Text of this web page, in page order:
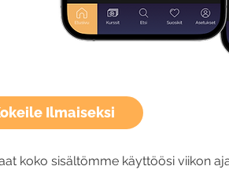
Ilmaiseksi
koko sisältömme käyttöösi viikon